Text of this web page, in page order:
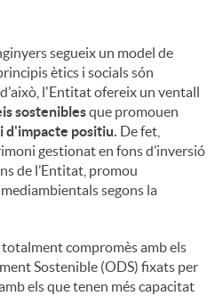
segueix un model de
ètics i socials són
l'Entitat ofereix un ventall
sosteniblesque promouen
d'impacte positiu. De fet,
gestionat en fons d’inversió
de l’Entitat, promou
segons la
compromès amb els
Sostenible (ODS) fixats per
els que tenen més capacitat